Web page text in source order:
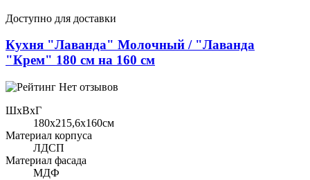
Доступно для доставки
Кухня "Лаванда" Молочный / "Лаванда
"Крем" 180 см на 160 см
Нет отзывов
ШхВхГ
180x215,6х160см
Материал корпуса
ЛДСП
Материал фасада
МДФ